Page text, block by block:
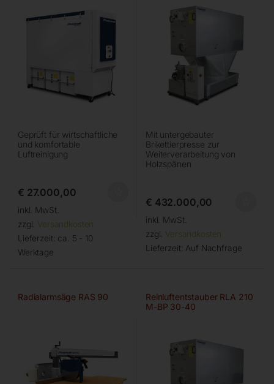
Geprüft für wirtschaftliche
und komfortable
Luftreinigung
€ 27.000,00
inkl. MwSt.
zzgl. Versandkosten
Lieferzeit: ca. 5 - 10
Werktage
Mit untergebauter
Brikettierpresse zur
Weiterverarbeitung von
Holzspänen
€ 432.000,00
inkl. MwSt.
zzgl. Versandkosten
Lieferzeit: Auf Nachfrage
Radialarmsäge RAS 90
Reinluftentstauber RLA 210
M-BP 30-40